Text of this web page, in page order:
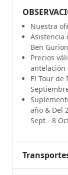
Nuestra
Asistencia
Ben
Precios
antelación
El Tour de
año & Del
Sept - 8